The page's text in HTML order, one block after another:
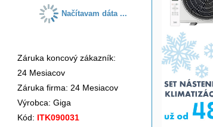
Načítavam dáta ...
Záruka koncový zákazník:
24 Mesiacov
Záruka firma: 24 Mesiacov
Výrobca: Giga
Kód: ITK090031